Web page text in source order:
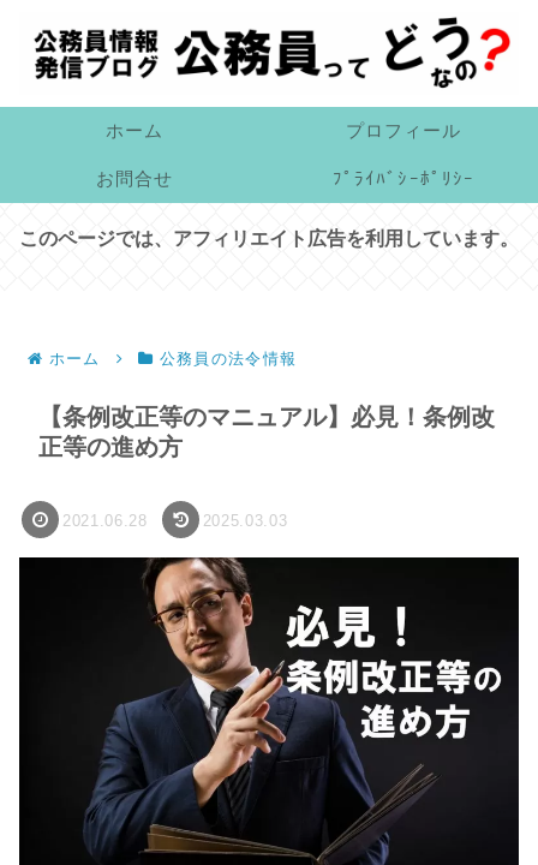
ホーム プロフィール
お問合せ ﾌﾟﾗｲﾊﾞｼｰﾎﾟﾘｼｰ
このページでは、アフィリエイト広告を利用しています。
ホーム 公務員の法令情報
【条例改正等のマニュアル】必見！条例改
正等の進め方
2021.06.28 2025.03.03